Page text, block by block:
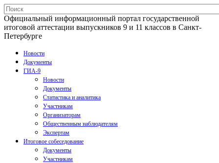
Официальный информационный портал государственной
итоговой аттестации выпускников 9 и 11 классов в Санкт-
Петербурге
Новости
Документы
ГИА-9
Новости
Документы
Статистика и аналитика
Участникам
Организаторам
Общественным наблюдателям
Экспертам
Итоговое собеседование
Документы
Участникам